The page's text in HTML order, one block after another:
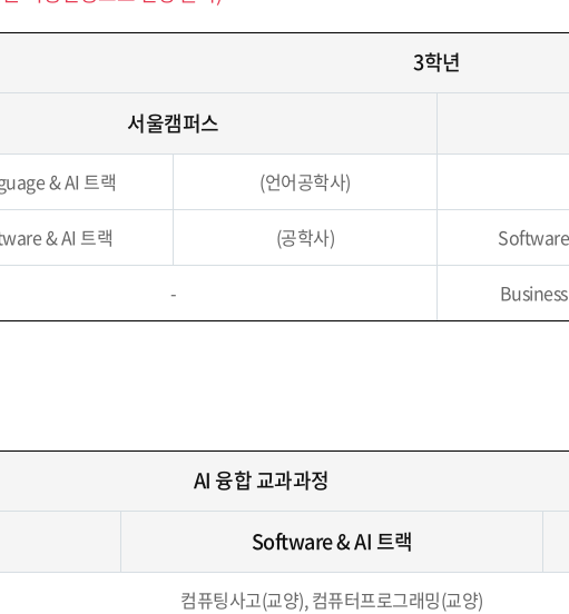
3학년
서울캠퍼스
& AI 트랙 (언어공학사)
& AI 트랙 (공학사)
-
AI 융합 교과과정
Software & AI 트랙
컴퓨팅사고(교양), 컴퓨터프로그래밍(교양)